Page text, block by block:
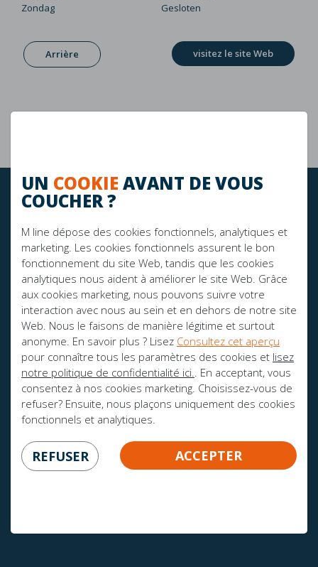
UN COOKIE AVANT DE VOUS
COUCHER ?
M line dépose des cookies fonctionnels, analytiques et
marketing. Les cookies fonctionnels assurent le bon
fonctionnement du site Web, tandis que les cookies
analytiques nous aident à améliorer le site Web. Grâce
aux cookies marketing, nous pouvons suivre votre
interaction avec nous au sein et en dehors de notre site
Web. Nous le faisons de manière légitime et surtout
anonyme. En savoir plus ? Lisez Consultez cet aperçu
pour connaître tous les paramètres des cookies et lisez
notre politique de confidentialité ici.. En acceptant, vous
consentez à nos cookies marketing. Choisissez-vous de
refuser? Ensuite, nous plaçons uniquement des cookies
fonctionnels et analytiques.
REFUSER ACCEPTER
Zondag
Gesloten
Arrière visitez le site Web
RESTEZ À JOUR!
FIER SPONSOR DE:
AVEZ-VOUS DES QUESTIONS?